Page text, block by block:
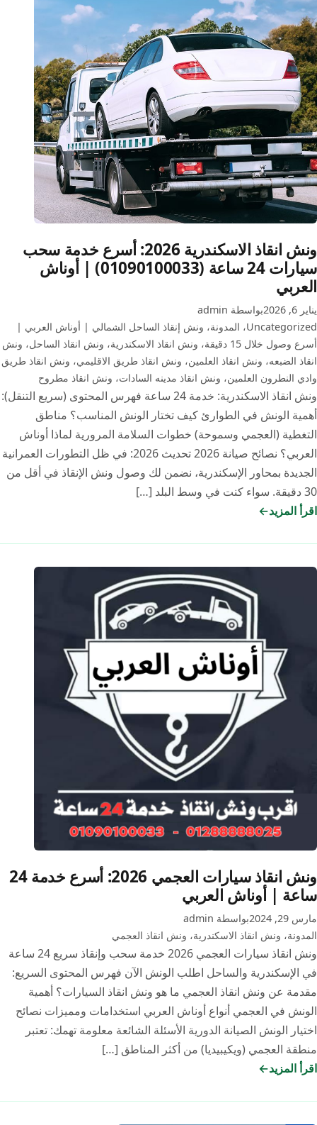
(قطاع
البحيرة):
دليلك
عند
الطوارئ
ونش انقاذ الاسكندرية 2026: أسرع خدمة سحب
سيارات 24 ساعة (01090100033) | أوناش
العربي
يناير 6, 2026
بواسطة admin
Uncategorized، المدونة، ونش إنقاذ الساحل الشمالي | أوناش العربي |
أسرع وصول خلال 15 دقيقة
، ونش انقاذ الاسكندرية، ونش انقاذ الساحل، ونش
انقاذ الضبعه، ونش انقاذ العلمين، ونش انقاذ طريق الاقليمي، ونش انقاذ طريق
وادي النطرون العلمين، ونش انقاذ مدينه السادات، ونش انقاذ مطروح
ونش انقاذ الاسكندرية: خدمة 24 ساعة فهرس المحتوى (سريع التنقل):
أهمية الونش في الطوارئ كيف تختار الونش المناسب؟ مناطق
التغطية (العجمي وسموحة) خطوات السلامة المرورية لماذا أوناش
العربي؟ نصائح صيانة 2026 تحديث 2026: في ظل التطورات العمرانية
الجديدة بمحاور الإسكندرية، نضمن لك وصول ونش الإنقاذ في أقل من
30 دقيقة. سواء كنت في وسط البلد […]
اقرأ المزيد
ونش
سيارات
(01090100033)
ونش انقاذ سيارات العجمي 2026: أسرع خدمة 24
ساعة | أوناش العربي
مارس 29, 2024
بواسطة admin
المدونة، ونش انقاذ الاسكندرية، ونش انقاذ العجمي
ونش انقاذ سيارات العجمي 2026 خدمة سحب وإنقاذ سريع 24 ساعة
في الإسكندرية والساحل اطلب الونش الآن فهرس المحتوى السريع:
مقدمة عن ونش انقاذ العجمي ما هو ونش انقاذ السيارات؟ أهمية
الونش في العجمي أنواع أوناش العربي استخدامات ومميزات نصائح
اختيار الونش الصيانة الدورية الأسئلة الشائعة معلومة تهمك: تعتبر
منطقة العجمي (ويكيبيديا) من أكثر المناطق […]
اقرأ المزيد
ونش